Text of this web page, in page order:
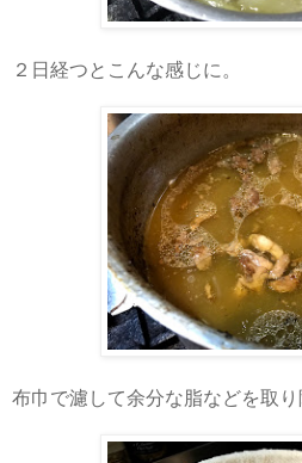
２日経つとこんな感じに。
布巾で濾して余分な脂などを取り